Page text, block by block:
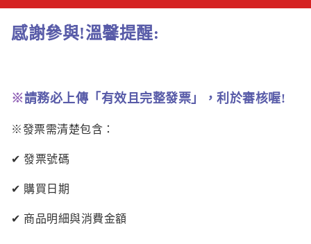
感謝參與!溫馨提醒:
※請務必上傳「有效且完整發票」，利於審核喔!
※發票需清楚包含：
✔ 發票號碼
✔ 購買日期
✔ 商品明細與消費金額